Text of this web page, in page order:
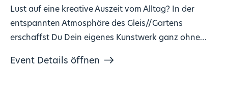
Lust auf eine kreative Auszeit vom Alltag? In der
entspannten Atmosphäre des Gleis//Gartens
erschaffst Du Dein eigenes Kunstwerk ganz ohne
Event Details öffnen